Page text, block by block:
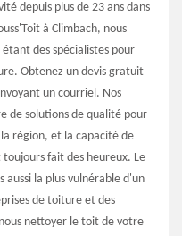
depuis plus de 23 ans dans
à Climbach, nous
des spécialistes pour
Obtenez un devis gratuit
un courriel. Nos
de solutions de qualité pour
région, et la capacité de
fait des heureux. Le
la plus vulnérable d'un
de toiture et des
nettoyer le toit de votre